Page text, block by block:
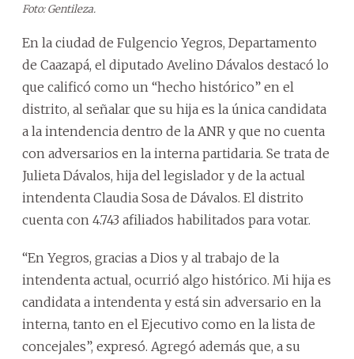
Foto: Gentileza.
En la ciudad de Fulgencio Yegros, Departamento
de Caazapá, el diputado Avelino Dávalos destacó lo
que calificó como un “hecho histórico” en el
distrito, al señalar que su hija es la única candidata
a la intendencia dentro de la ANR y que no cuenta
con adversarios en la interna partidaria. Se trata de
Julieta Dávalos, hija del legislador y de la actual
intendenta Claudia Sosa de Dávalos. El distrito
cuenta con 4.743 afiliados habilitados para votar.
“En Yegros, gracias a Dios y al trabajo de la
intendenta actual, ocurrió algo histórico. Mi hija es
candidata a intendenta y está sin adversario en la
interna, tanto en el Ejecutivo como en la lista de
concejales”, expresó. Agregó además que, a su